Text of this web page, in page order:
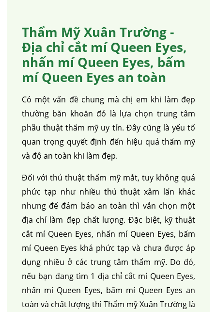
Thẩm Mỹ Xuân Trường -
Địa chỉ cắt mí Queen Eyes,
nhấn mí Queen Eyes, bấm
mí Queen Eyes an toàn
Có một vấn đề chung mà chị em khi làm đẹp
thường băn khoăn đó là lựa chọn trung tâm
phẫu thuật thẩm mỹ uy tín. Đây cũng là yếu tố
quan trọng quyết định đến hiệu quả thẩm mỹ
và độ an toàn khi làm đẹp.
Đối với thủ thuật thẩm mỹ mắt, tuy không quá
phức tạp như nhiều thủ thuật xâm lấn khác
nhưng để đảm bảo an toàn thì vẫn chọn một
địa chỉ làm đẹp chất lượng. Đặc biệt, kỹ thuật
cắt mí Queen Eyes, nhấn mí Queen Eyes, bấm
mí Queen Eyes khá phức tạp và chưa được áp
dụng nhiều ở các trung tâm thẩm mỹ. Do đó,
nếu bạn đang tìm 1 địa chỉ cắt mí Queen Eyes,
nhấn mí Queen Eyes, bấm mí Queen Eyes an
toàn và chất lượng thì Thẩm mỹ Xuân Trường là